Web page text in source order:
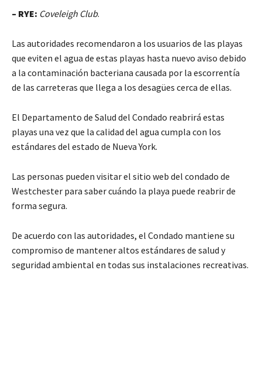
– RYE: Coveleigh Club.
Las autoridades recomendaron a los usuarios de las playas
que eviten el agua de estas playas hasta nuevo aviso debido
a la contaminación bacteriana causada por la escorrentía
de las carreteras que llega a los desagües cerca de ellas.
El Departamento de Salud del Condado reabrirá estas
playas una vez que la calidad del agua cumpla con los
estándares del estado de Nueva York.
Las personas pueden visitar el sitio web del condado de
Westchester para saber cuándo la playa puede reabrir de
forma segura.
De acuerdo con las autoridades, el Condado mantiene su
compromiso de mantener altos estándares de salud y
seguridad ambiental en todas sus instalaciones recreativas.